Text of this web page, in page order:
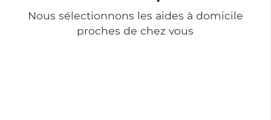
Nous sélectionnons les aides à domicile
proches de chez vous